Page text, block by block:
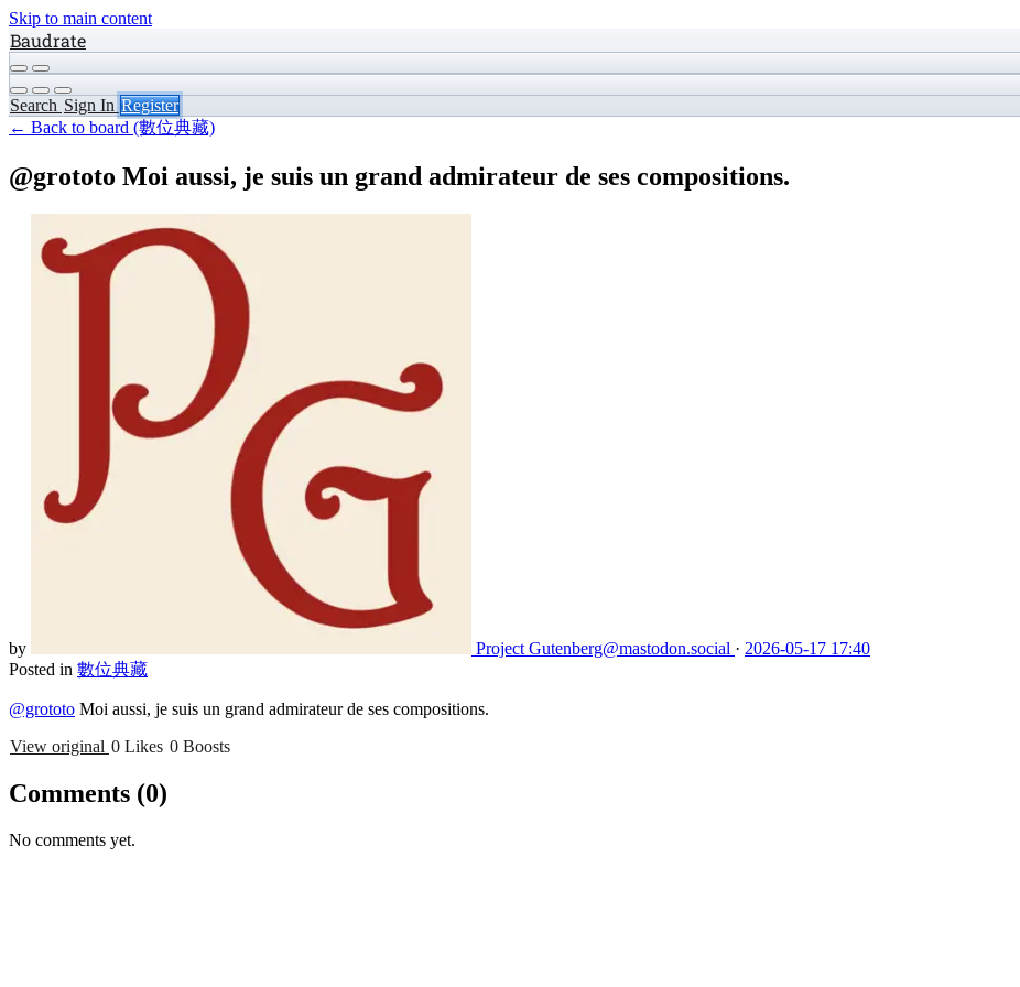
Skip to main content
Baudrate
Search Sign In Register
← Back to board (數位典藏)
@grototo Moi aussi, je suis un grand admirateur de ses compositions.
by Project Gutenberg@mastodon.social · 2026-05-17 17:40
Posted in 數位典藏
@grototo Moi aussi, je suis un grand admirateur de ses compositions.
View original 0 Likes 0 Boosts
Comments (0)
No comments yet.